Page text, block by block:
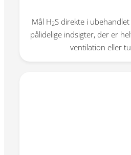
Mål H2S direkte i
pålidelige indsigter, der er
ventilation eller